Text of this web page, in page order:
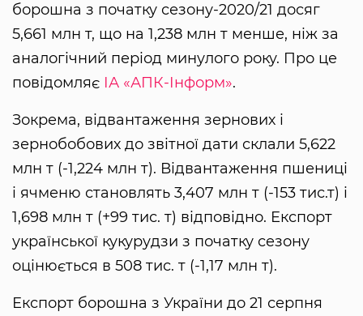
борошна з початку сезону-2020/21 досяг
5,661 млн т, що на 1,238 млн т менше, ніж за
аналогічний період минулого року. Про це
повідомляє ІА «АПК-Інформ».
Зокрема, відвантаження зернових і
зернобобових до звітної дати склали 5,622
млн т (-1,224 млн т). Відвантаження пшениці
і ячменю становлять 3,407 млн т (-153 тис.т) і
1,698 млн т (+99 тис. т) відповідно. Експорт
української кукурудзи з початку сезону
оцінюється в 508 тис. т (-1,17 млн т).
Експорт борошна з України до 21 серпня